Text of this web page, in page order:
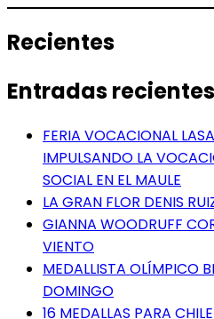
Recientes
Entradas recientes
FERIA VOCACIONAL
IMPULSANDO LA
SOCIAL EN EL MAULE
LA GRAN FLOR DENIS
GIANNA WOODRUFF
VIENTO
MEDALLISTA OLÍMPICO
DOMINGO
16 MEDALLAS PARA